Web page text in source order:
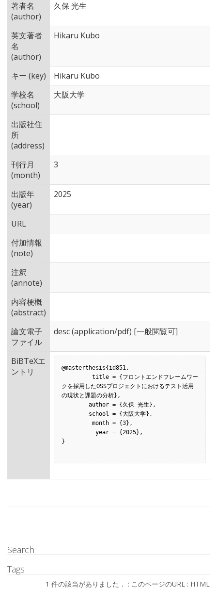
著者名
(author)
久保 光生
英文著者
名
(author)
Hikaru Kubo
キー (key)
Hikaru Kubo
学校名
(school)
大阪大学
出版社住
所
(address)
刊行月
(month)
3
出版年
(year)
2025
URL
付加情報
(note)
注釈
(annote)
内容梗概
(abstract)
論文電子
ファイル
desc(application/pdf) [一般閲覧可]
BiBTeXエ
ントリ
@masterthesis{id851,
クを採用したOSSプロジェクトにおけるテスト活用
の現状と課題の分析},
}
Search
Tags
1 件の該当がありました． : このページのURL : HTML